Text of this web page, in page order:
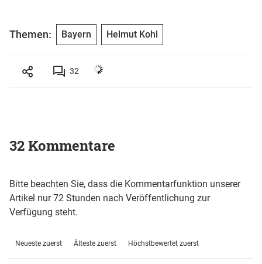
Themen: Bayern Helmut Kohl
32
32 Kommentare
Bitte beachten Sie, dass die Kommentarfunktion unserer
Artikel nur 72 Stunden nach Veröffentlichung zur
Verfügung steht.
Neueste zuerst Älteste zuerst Höchstbewertet zuerst